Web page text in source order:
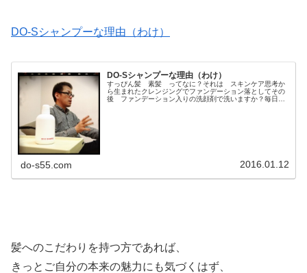
DO-Sシャンプーな理由（わけ）
DO-Sシャンプーな理由（わけ）
すっぴん髪 素髪 ってなに？それは スキンケア思考か
ら生まれたクレンジングでファンデーション落としてその
後 ファンデーション入りの洗顔剤で洗いますか？毎日
do-s55.com 2016.01.12
髪へのこだわりを持つ方であれば、
きっとご自分の本来の魅力にも気づくはず、